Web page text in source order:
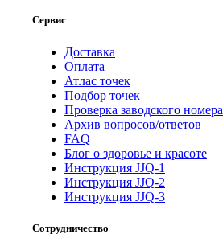
Сервис
Доставка
Оплата
Атлас точек
Подбор точек
Проверка заводского номера
Архив вопросов/ответов
FAQ
Блог о здоровье и красоте
Инструкция JJQ-1
Инструкция JJQ-2
Инструкция JJQ-3
Сотрудничество